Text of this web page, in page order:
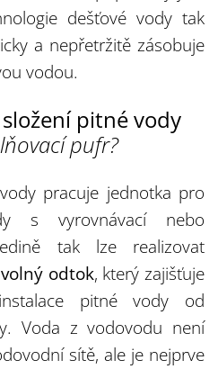
dešťové vody tak
a nepřetržitě zásobuje
vodou.
pitné vody
pufr?
pracuje jednotka pro
s vyrovnávací nebo
tak lze realizovat
odtok, který zajišťuje
pitné vody od
Voda z vodovodu není
sítě, ale je nejprve